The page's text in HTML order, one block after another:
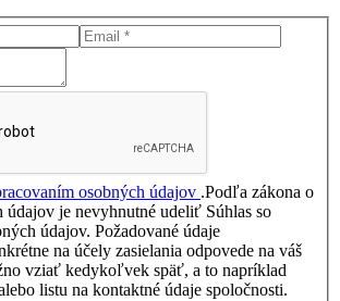
osobných údajov .Podľa zákona o
údajov je nevyhnutné udeliť Súhlas so
údajov. Požadované údaje
na účely zasielania odpovede na váš
vziať kedykoľvek späť, a to napríklad
listu na kontaktné údaje spoločnosti.